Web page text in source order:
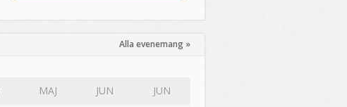
Alla evenemang »
MAJ JUN JUN